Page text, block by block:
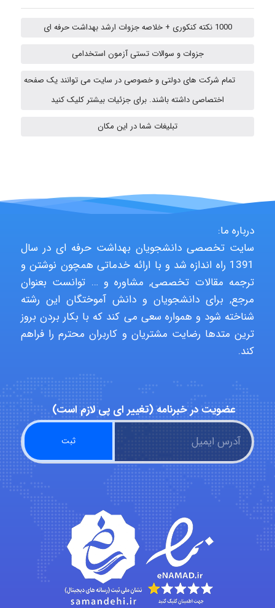
nima5534
Hasan haghparast
shbnm72
Minoo1375
ZAK
vali
fahimeh sheibani
HaddadiMahsa
1000 نکته کنکوری + خلاصه جزوات ارشد بهداشت حرفه ای
جزوات و سوالات تستی آزمون استخدامی
تمام شرکت های دولتی و خصوصی در سایت می توانند یک صفحه
اختصاصی داشته باشند. برای جزئیات بیشتر کلیک کنید
تبلیغات شما در این مکان
درباره ما:
سایت تخصصی دانشجویان بهداشت حرفه ای در سال
1391 راه اندازه شد و با ارائه خدماتی همچون نوشتن و
ترجمه مقالات تخصصی, مشاوره و … توانست بعنوان
مرجع, برای دانشجویان و دانش آموختگان این رشته
شناخته شود و همواره سعی می کند که با بکار بردن بروز
ترین متدها رضایت مشتریان و کاربران محترم را فراهم
کند.
عضویت در خبرنامه (تغییر ای پی لازم است)